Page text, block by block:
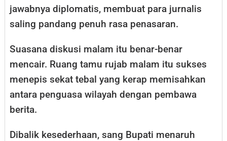
jawabnya diplomatis, membuat para jurnalis
saling pandang penuh rasa penasaran.
Suasana diskusi malam itu benar-benar
mencair. Ruang tamu rujab malam itu sukses
menepis sekat tebal yang kerap memisahkan
antara penguasa wilayah dengan pembawa
berita.
Dibalik kesederhaan, sang Bupati menaruh